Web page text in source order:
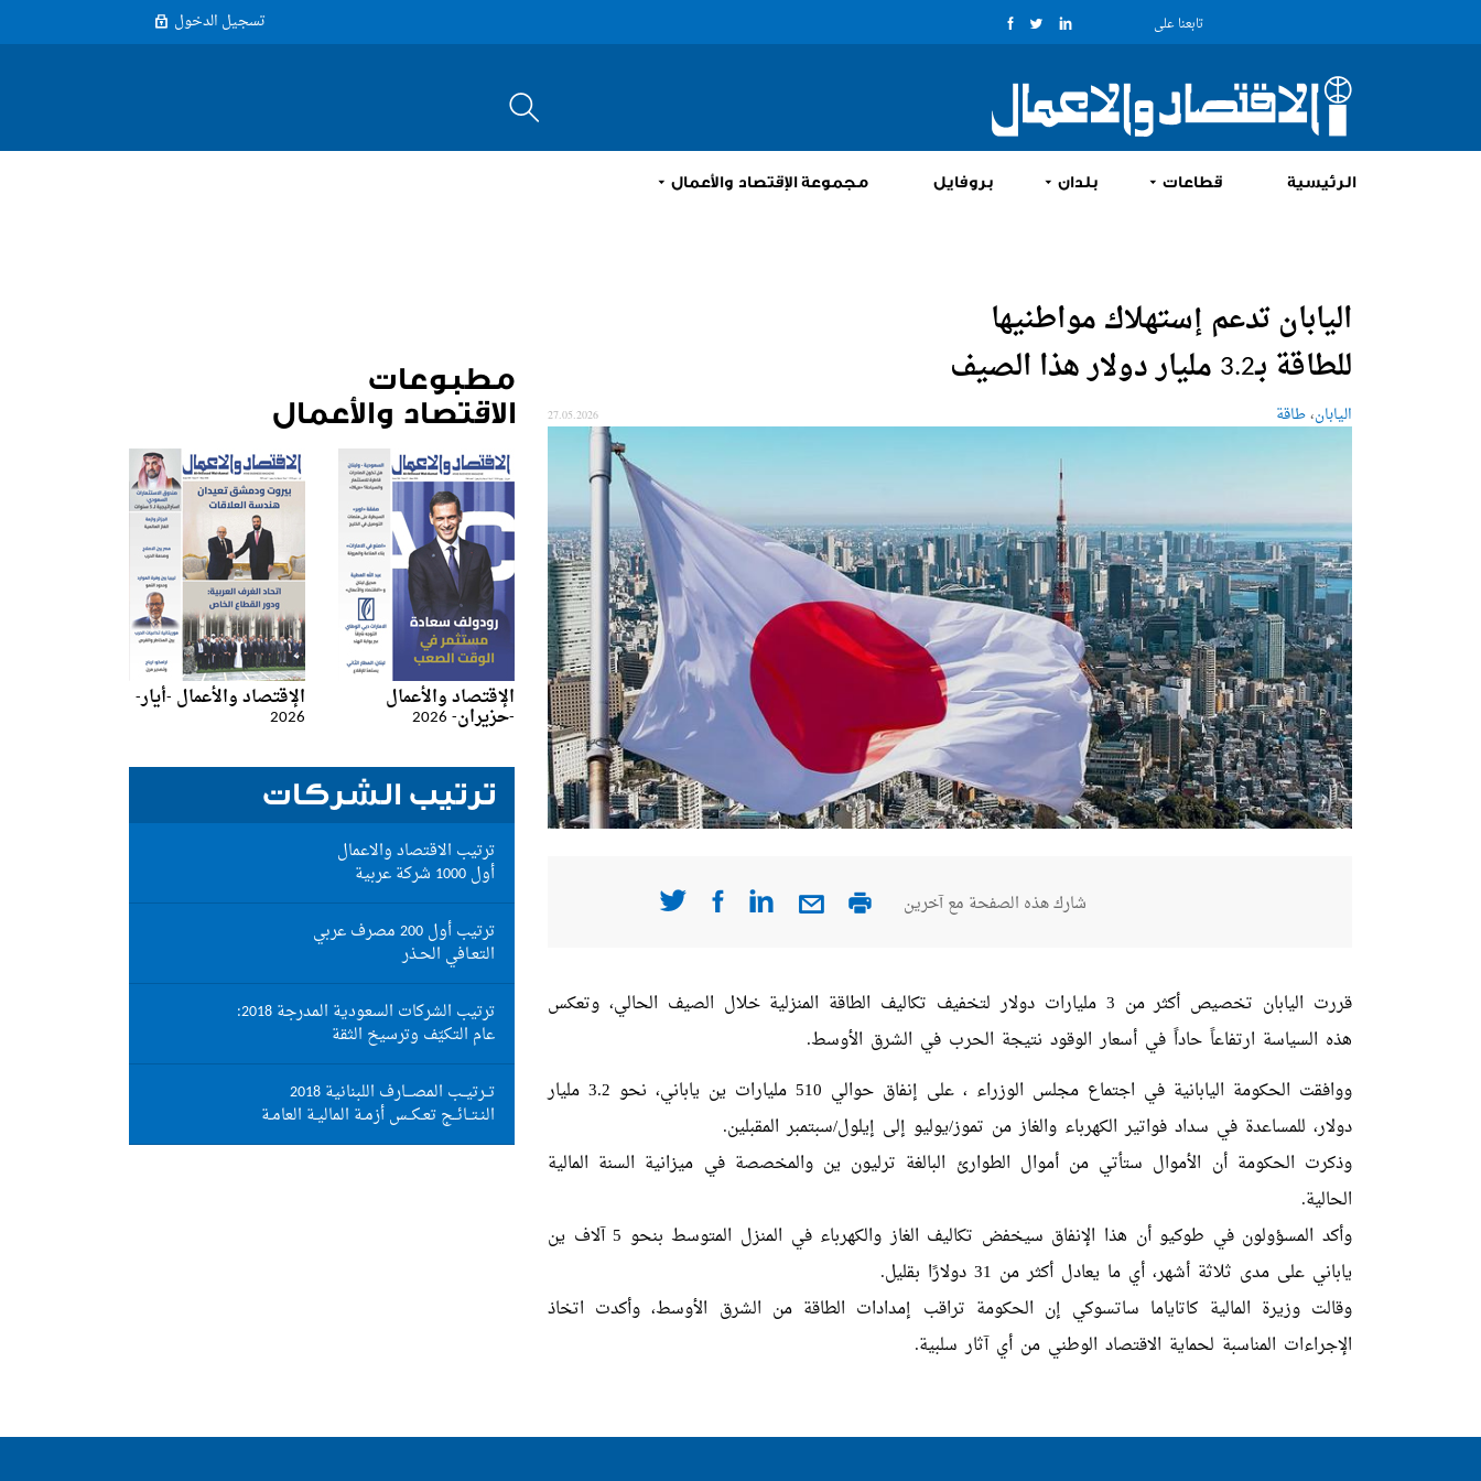
تابعنا على تسجيل الدخول
الرئيسية قطاعات بلدان بروفايل مجموعة الإقتصاد والأعمال
اليابان تدعم إستهلاك مواطنيها
للطاقة بـ3.2 مليار دولار هذا الصيف
اليابان،طاقة 27.05.2026
شارك هذه الصفحة مع آخرين
قررت اليابان تخصيص أكثر من 3 مليارات دولار لتخفيف تكاليف الطاقة المنزلية خلال الصيف الحالي، وتعكس
هذه السياسة ارتفاعاً حاداً في أسعار الوقود نتيجة الحرب في الشرق الأوسط.
ووافقت الحكومة اليابانية في اجتماع مجلس الوزراء ، على إنفاق حوالي 510 مليارات ين ياباني، نحو 3.2 مليار
دولار، للمساعدة في سداد فواتير الكهرباء والغاز من تموز/يوليو إلى إيلول/سبتمبر المقبلين.
وذكرت الحكومة أن الأموال ستأتي من أموال الطوارئ البالغة ترليون ين والمخصصة في ميزانية السنة المالية
الحالية.
وأكد المسؤولون في طوكيو أن هذا الإنفاق سيخفض تكاليف الغاز والكهرباء في المنزل المتوسط بنحو 5 آلاف ين
ياباني على مدى ثلاثة أشهر، أي ما يعادل أكثر من 31 دولارًا بقليل.
وقالت وزيرة المالية كاتاياما ساتسوكي إن الحكومة تراقب إمدادات الطاقة من الشرق الأوسط، وأكدت اتخاذ
الإجراءات المناسبة لحماية الاقتصاد الوطني من أي آثار سلبية.
مطبوعات
الاقتصاد والأعمال
الإقتصاد والأعمال
-حزيران- 2026
الإقتصاد والأعمال -أيار-
2026
ترتيب الشركات
ترتيب الاقتصاد والاعمال
أول 1000 شركة عربية
ترتيب أول 200 مصرف عربي
التعـافي الحـذر
ترتيب الشركات السعودية المدرجة 2018:
عام التكيّف وترسيخ الثقة
تــرتيــب المصـــارف اللبنانية 2018
النـتــائــج تعـكــس أزمـة الماليـة العامـة